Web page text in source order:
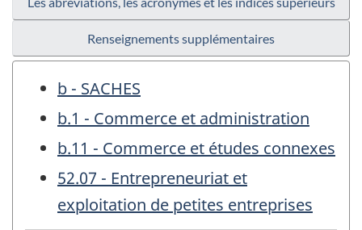
Renseignements supplémentaires
b - SACHES
b.1 - Commerce et administration
b.11 - Commerce et études connexes
52.07 - Entrepreneuriat et
exploitation de petites entreprises